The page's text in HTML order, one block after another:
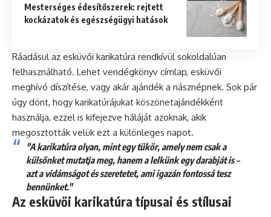
Mesterséges édesítőszerek: rejtett
kockázatok és egészségügyi hatások
Ráadásul az esküvői karikatúra rendkívül sokoldalúan
felhasználható. Lehet vendégkönyv címlap, esküvői
meghívó díszítése, vagy akár ajándék a násznépnek. Sok pár
úgy dönt, hogy karikatúrájukat köszönetajándékként
használja, ezzel is kifejezve háláját azoknak, akik
megosztották velük ezt a különleges napot.
"A karikatúra olyan, mint egy tükör, amely nem csak a
külsőnket mutatja meg, hanem a lelkünk egy darabját is –
azt a vidámságot és szeretetet, ami igazán fontossá tesz
bennünket."
Az esküvői karikatúra típusai és stílusai